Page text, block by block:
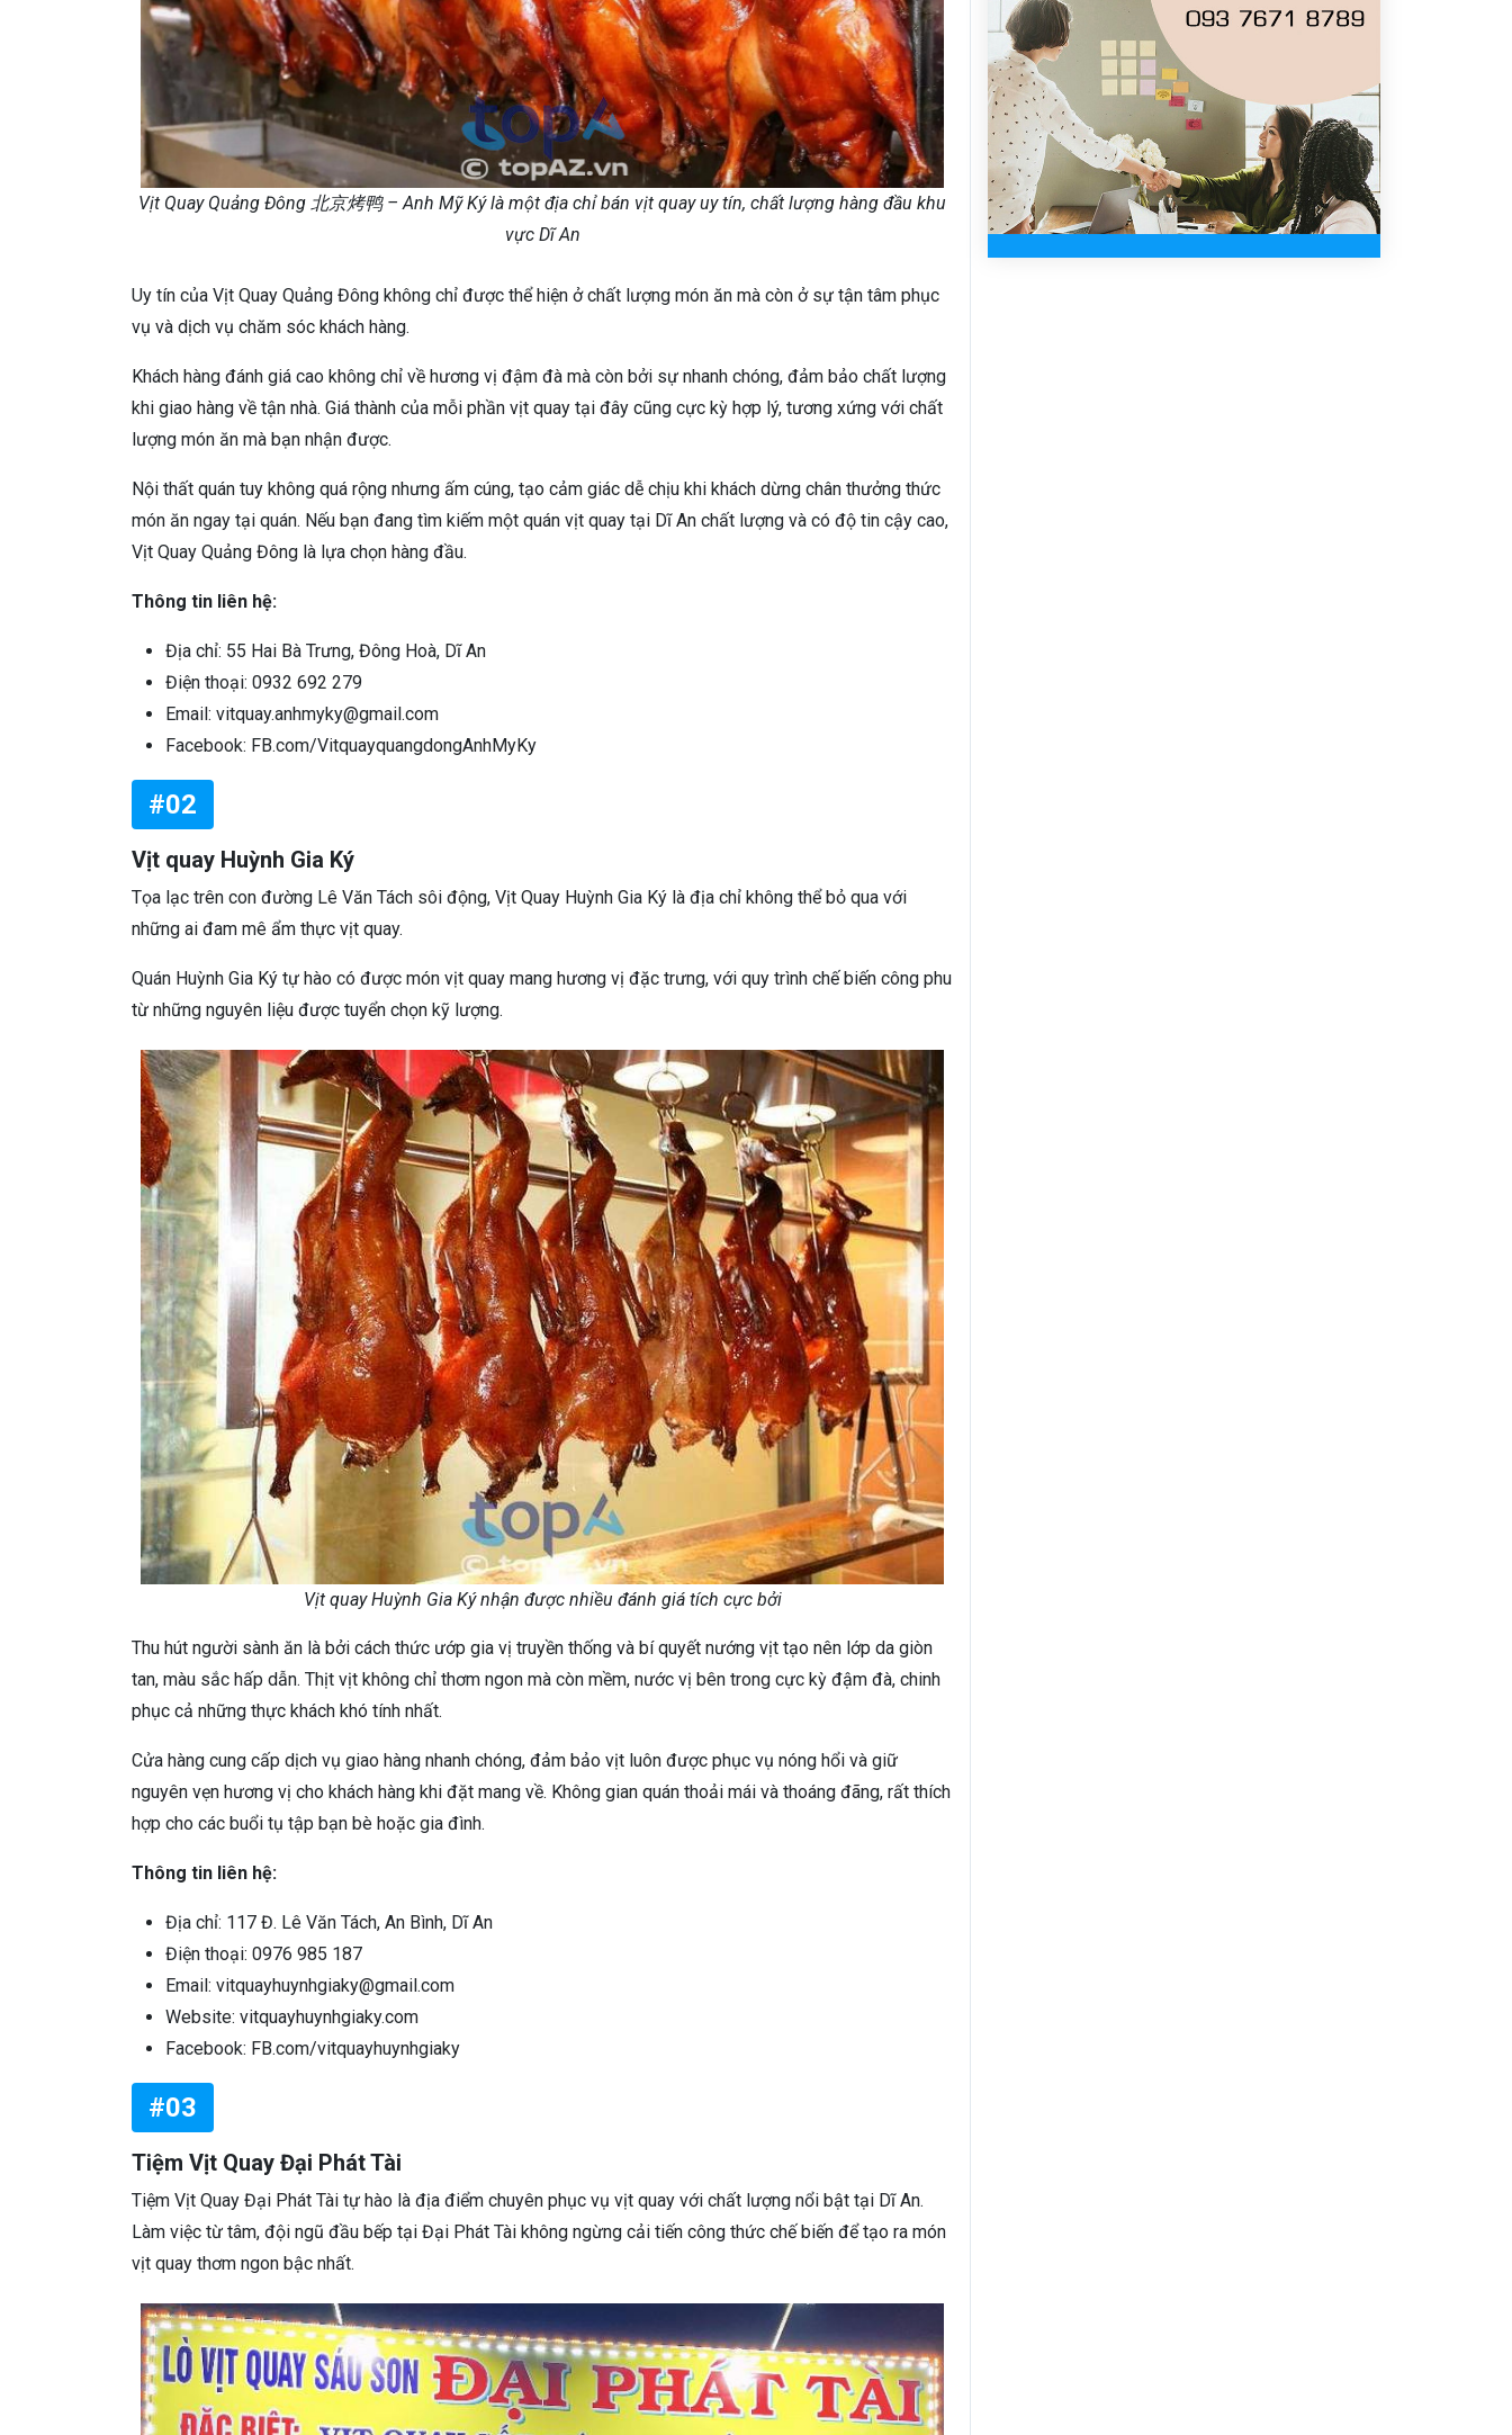
Vịt Quay Quảng Đông 北京烤鸭 – Anh Mỹ Ký là một địa chỉ bán vịt quay uy tín, chất lượng hàng đầu khu
vực Dĩ An
Uy tín của Vịt Quay Quảng Đông không chỉ được thể hiện ở chất lượng món ăn mà còn ở sự tận tâm phục
vụ và dịch vụ chăm sóc khách hàng.
Khách hàng đánh giá cao không chỉ về hương vị đậm đà mà còn bởi sự nhanh chóng, đảm bảo chất lượng
khi giao hàng về tận nhà. Giá thành của mỗi phần vịt quay tại đây cũng cực kỳ hợp lý, tương xứng với chất
lượng món ăn mà bạn nhận được.
Nội thất quán tuy không quá rộng nhưng ấm cúng, tạo cảm giác dễ chịu khi khách dừng chân thưởng thức
món ăn ngay tại quán. Nếu bạn đang tìm kiếm một quán vịt quay tại Dĩ An chất lượng và có độ tin cậy cao,
Vịt Quay Quảng Đông là lựa chọn hàng đầu.
Thông tin liên hệ:
Địa chỉ: 55 Hai Bà Trưng, Đông Hoà, Dĩ An
Điện thoại: 0932 692 279
Email: vitquay.anhmyky@gmail.com
Facebook: FB.com/VitquayquangdongAnhMyKy
#02
Vịt quay Huỳnh Gia Ký
Tọa lạc trên con đường Lê Văn Tách sôi động, Vịt Quay Huỳnh Gia Ký là địa chỉ không thể bỏ qua với
những ai đam mê ẩm thực vịt quay.
Quán Huỳnh Gia Ký tự hào có được món vịt quay mang hương vị đặc trưng, với quy trình chế biến công phu
từ những nguyên liệu được tuyển chọn kỹ lượng.
Vịt quay Huỳnh Gia Ký nhận được nhiều đánh giá tích cực bởi
Thu hút người sành ăn là bởi cách thức ướp gia vị truyền thống và bí quyết nướng vịt tạo nên lớp da giòn
tan, màu sắc hấp dẫn. Thịt vịt không chỉ thơm ngon mà còn mềm, nước vị bên trong cực kỳ đậm đà, chinh
phục cả những thực khách khó tính nhất.
Cửa hàng cung cấp dịch vụ giao hàng nhanh chóng, đảm bảo vịt luôn được phục vụ nóng hổi và giữ
nguyên vẹn hương vị cho khách hàng khi đặt mang về. Không gian quán thoải mái và thoáng đãng, rất thích
hợp cho các buổi tụ tập bạn bè hoặc gia đình.
Thông tin liên hệ:
Địa chỉ: 117 Đ. Lê Văn Tách, An Bình, Dĩ An
Điện thoại: 0976 985 187
Email: vitquayhuynhgiaky@gmail.com
Website: vitquayhuynhgiaky.com
Facebook: FB.com/vitquayhuynhgiaky
#03
Tiệm Vịt Quay Đại Phát Tài
Tiệm Vịt Quay Đại Phát Tài tự hào là địa điểm chuyên phục vụ vịt quay với chất lượng nổi bật tại Dĩ An.
Làm việc từ tâm, đội ngũ đầu bếp tại Đại Phát Tài không ngừng cải tiến công thức chế biến để tạo ra món
vịt quay thơm ngon bậc nhất.